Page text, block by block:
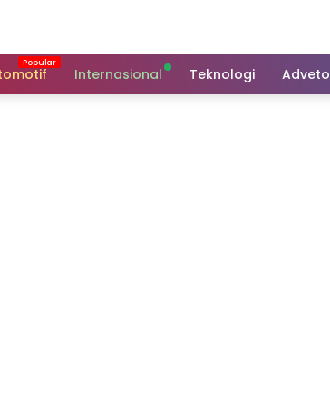
Internasional Teknologi